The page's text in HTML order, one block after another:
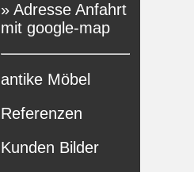
» Adresse Anfahrt
mit google-map
antike Möbel
Referenzen
Kunden Bilder